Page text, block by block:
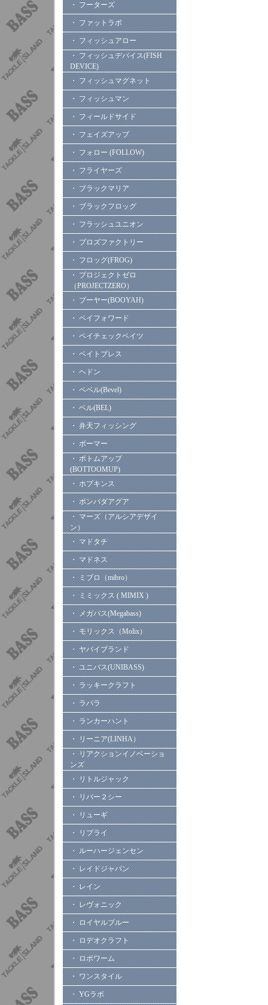
・ フーターズ
・ ファットラボ
・ フィッシュアロー
・ フィッシュデバイス(FISH
DEVICE)
・ フィッシュマグネット
・ フィッシュマン
・ フィールドサイド
・ フェイズアップ
・ フォロー (FOLLOW)
・ フライヤーズ
・ ブラックマリア
・ ブラックフロッグ
・ フラッシュユニオン
・ プロズファクトリー
・ フロッグ(FROG)
・ プロジェクトゼロ
（PROJECTZERO）
・ ブーヤー(BOOYAH)
・ ペイフォワード
・ ペイチェックベイツ
・ ベイトブレス
・ ヘドン
・ ベベル(Bevel)
・ ベル(BEL)
・ 弁天フィッシング
・ ボーマー
・ ボトムアップ
(BOTTOOMUP)
・ ホプキンス
・ ボンバダアグア
・ マーズ（アルシアデザイ
ン）
・ マドタチ
・ マドネス
・ ミブロ（mibro）
・ ミミックス ( MIMIX )
・ メガバス(Megabass)
・ モリックス（Molix）
・ ヤバイブランド
・ ユニバス(UNIBASS)
・ ラッキークラフト
・ ラパラ
・ ランカーハント
・ リーニア(LINHA）
・ リアクションイノベーショ
ンズ
・ リトルジャック
・ リバー２シー
・ リューギ
・ リプライ
・ ルーハージェンセン
・ レイドジャパン
・ レイン
・ レヴォニック
・ ロイヤルブルー
・ ロデオクラフト
・ ロボワーム
・ ワンスタイル
・ YGラボ